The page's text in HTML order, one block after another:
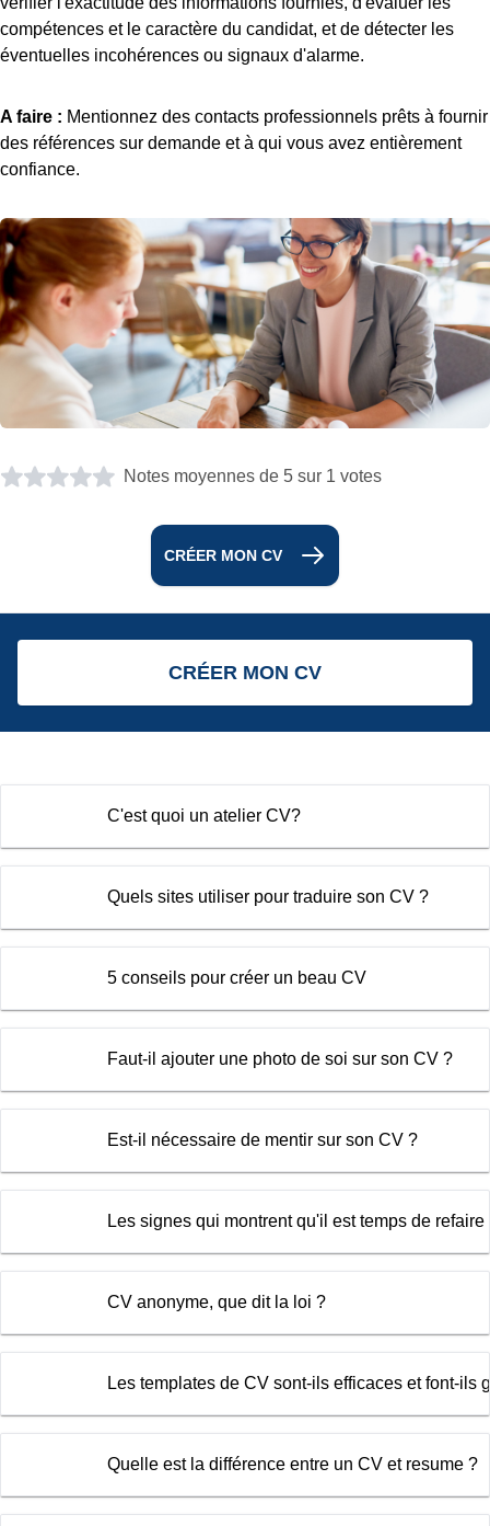
compétences et le caractère du candidat, et de détecter les
éventuelles incohérences ou signaux d'alarme.
A faire : Mentionnez des contacts professionnels prêts à fournir
des références sur demande et à qui vous avez entièrement
confiance.
Notes moyennes de 5 sur 1 votes
CRÉER MON CV
CRÉER MON CV
C'est quoi un atelier CV?
Quels sites utiliser pour traduire son CV ?
5 conseils pour créer un beau CV
Faut-il ajouter une photo de soi sur son CV ?
Est-il nécessaire de mentir sur son CV ?
Les signes qui montrent qu'il est temps de refaire
CV anonyme, que dit la loi ?
Les templates de CV sont-ils efficaces et font-ils
Quelle est la différence entre un CV et resume ?